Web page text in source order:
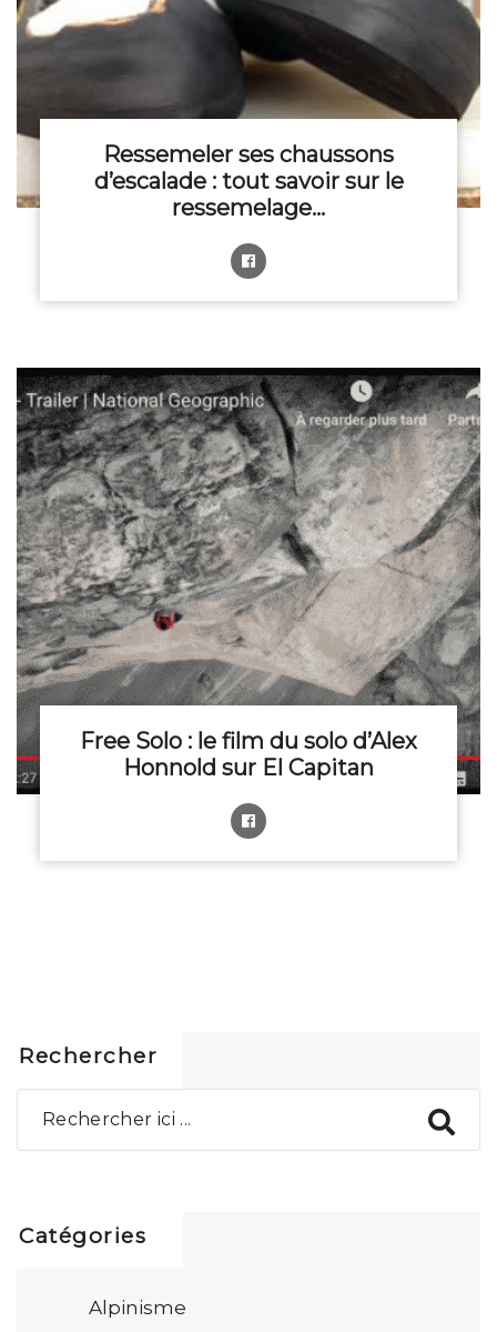
Ressemeler ses chaussons
d’escalade : tout savoir sur le
ressemelage…
Free Solo : le film du solo d’Alex
Honnold sur El Capitan
Rechercher
Catégories
Alpinisme